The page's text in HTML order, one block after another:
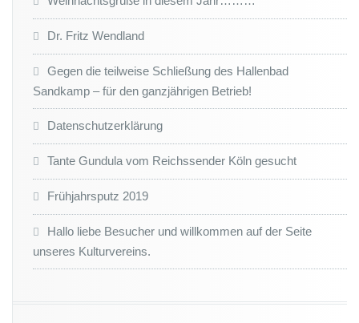
Dr. Fritz Wendland
Gegen die teilweise Schließung des Hallenbad
Sandkamp – für den ganzjährigen Betrieb!
Datenschutzerklärung
Tante Gundula vom Reichssender Köln gesucht
Frühjahrsputz 2019
Hallo liebe Besucher und willkommen auf der Seite
unseres Kulturvereins.